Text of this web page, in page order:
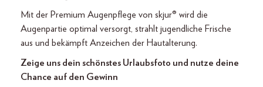
Mit der Premium Augenpflege von skjur® wird die
Augenpartie optimal versorgt, strahlt jugendliche Frische
aus und bekämpft Anzeichen der Hautalterung.
Zeige uns dein schönstes Urlaubsfoto und nutze deine
Chance auf den Gewinn